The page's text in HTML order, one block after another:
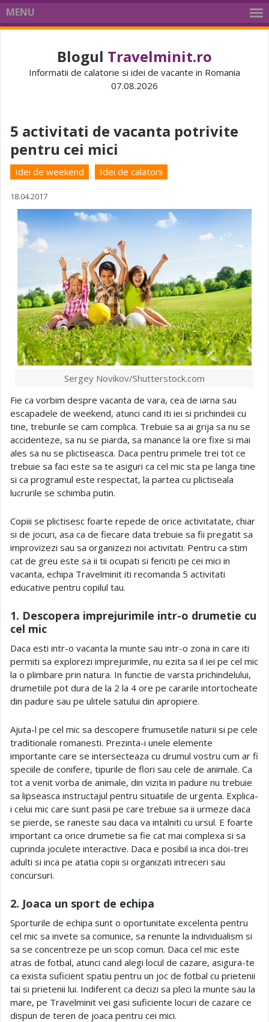
MENU
Blogul Travelminit.ro
Informatii de calatorie si idei de vacante in Romania
07.08.2026
5 activitati de vacanta potrivite
pentru cei mici
Idei de weekend Idei de calatorii
18.04.2017
Sergey Novikov/Shutterstock.com
Fie ca vorbim despre vacanta de vara, cea de iarna sau
escapadele de weekend, atunci cand iti iei si prichindeii cu
tine, treburile se cam complica. Trebuie sa ai grija sa nu se
accidenteze, sa nu se piarda, sa manance la ore fixe si mai
ales sa nu se plictiseasca. Daca pentru primele trei tot ce
trebuie sa faci este sa te asiguri ca cel mic sta pe langa tine
si ca programul este respectat, la partea cu plictiseala
lucrurile se schimba putin.
Copiii se plictisesc foarte repede de orice activitatate, chiar
si de jocuri, asa ca de fiecare data trebuie sa fii pregatit sa
improvizezi sau sa organizezi noi activitati. Pentru ca stim
cat de greu este sa ii tii ocupati si fericiti pe cei mici in
vacanta, echipa Travelminit iti recomanda 5 activitati
educative pentru copilul tau.
1. Descopera imprejurimile intr-o drumetie cu
cel mic
Daca esti intr-o vacanta la munte sau intr-o zona in care iti
permiti sa explorezi imprejurimile, nu ezita sa il iei pe cel mic
la o plimbare prin natura. In functie de varsta prichindelului,
drumetiile pot dura de la 2 la 4 ore pe cararile intortocheate
din padure sau pe ulitele satului din apropiere.
Ajuta-l pe cel mic sa descopere frumusetile naturii si pe cele
traditionale romanesti. Prezinta-i unele elemente
importante care se intersecteaza cu drumul vostru cum ar fi
speciile de conifere, tipurile de flori sau cele de animale. Ca
tot a venit vorba de animale, din vizita in padure nu trebuie
sa lipseasca instructajul pentru situatiile de urgenta. Explica-
i celui mic care sunt pasii pe care trebuie sa ii urmeze daca
se pierde, se raneste sau daca va intalniti cu ursul. E foarte
important ca orice drumetie sa fie cat mai complexa si sa
cuprinda joculete interactive. Daca e posibil ia inca doi-trei
adulti si inca pe atatia copii si organizati intreceri sau
concursuri.
2. Joaca un sport de echipa
Sporturile de echipa sunt o oportunitate excelenta pentru
cel mic sa invete sa comunice, sa renunte la individualism si
sa se concentreze pe un scop comun. Daca cel mic este
atras de fotbal, atunci cand alegi locul de cazare, asigura-te
ca exista suficient spatiu pentru un joc de fotbal cu prietenii
tai si prietenii lui. Indiferent ca decizi sa pleci la munte sau la
mare, pe Travelminit vei gasi suficiente locuri de cazare ce
dispun de teren de joaca pentru cei mici.